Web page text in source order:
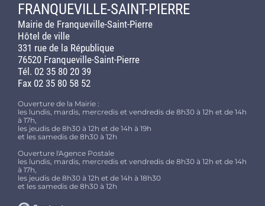
FRANQUEVILLE-SAINT-PIERRE
Mairie de Franqueville-Saint-Pierre
Hôtel de ville
331 rue de la République
76520 Franqueville-Saint-Pierre
Tél. 02 35 80 20 39
Fax 02 35 80 58 52
Ouverture de la Mairie :
les lundis, mardis, mercredis et vendredis de 8h30 à 12h et de 14h
à 17h,
les jeudis de 8h30 à 12h et de 14h à 19h
et les samedis de 8h30 à 12h
Ouverture l'Agence Postale
les lundis, mardis, mercredis et vendredis de 8h30 à 12h et de 14h
à 17h,
les jeudis de 8h30 à 12h et de 14h à 18h30
et les samedis de 8h30 à 12h